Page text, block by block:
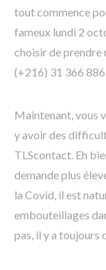
tout commence
fameux lundi 2
choisir de prendre
(+216) 31 366 886
Maintenant, vous
y avoir des
TLScontact. Eh
demande plus
la Covid, il est
embouteillages
pas, il y a toujours